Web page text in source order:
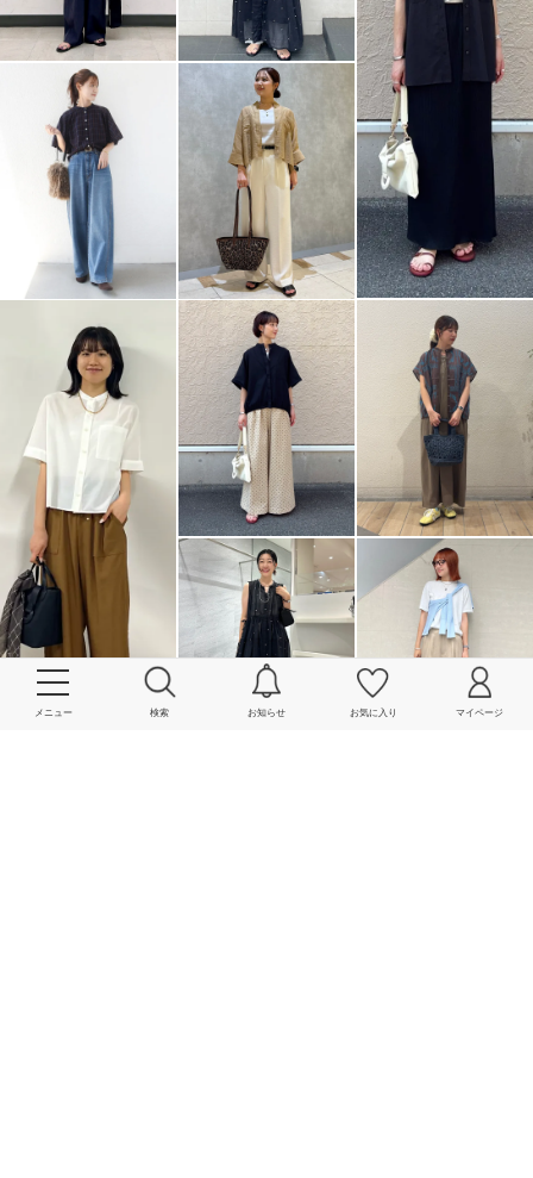
メニュー 検索 お知らせ お気に入り マイページ